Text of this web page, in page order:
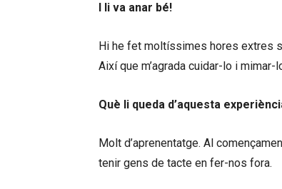
I li va anar bé!
Hi he fet moltíssimes hores extres
Així que m’agrada cuidar-lo i mimar-
Què li queda d’aquesta
Molt d’aprenentatge. Al
tenir gens de tacte en fer-nos fora.